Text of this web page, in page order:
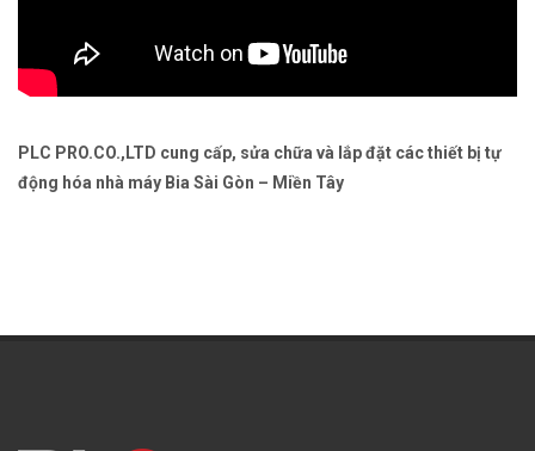
PLC PRO.CO.,LTD cung cấp, sửa chữa và lắp đặt các thiết bị tự
động hóa nhà máy Bia Sài Gòn – Miền Tây